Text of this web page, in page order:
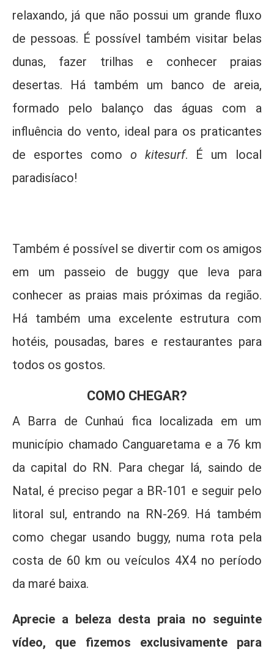
relaxando, já que não possui um grande fluxo
de pessoas. É possível também visitar belas
dunas, fazer trilhas e conhecer praias
desertas. Há também um banco de areia,
formado pelo balanço das águas com a
influência do vento, ideal para os praticantes
de esportes como o kitesurf. É um local
paradisíaco!
Também é possível se divertir com os amigos
em um passeio de buggy que leva para
conhecer as praias mais próximas da região.
Há também uma excelente estrutura com
hotéis, pousadas, bares e restaurantes para
todos os gostos.
COMO CHEGAR?
A Barra de Cunhaú fica localizada em um
município chamado Canguaretama e a 76 km
da capital do RN. Para chegar lá, saindo de
Natal, é preciso pegar a BR-101 e seguir pelo
litoral sul, entrando na RN-269. Há também
como chegar usando buggy, numa rota pela
costa de 60 km ou veículos 4X4 no período
da maré baixa.
Aprecie a beleza desta praia no seguinte
vídeo, que fizemos exclusivamente para